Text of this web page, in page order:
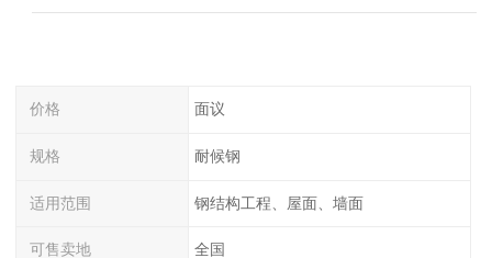
价格 面议
规格 耐候钢
适用范围 钢结构工程、屋面、墙面
可售卖地 全国